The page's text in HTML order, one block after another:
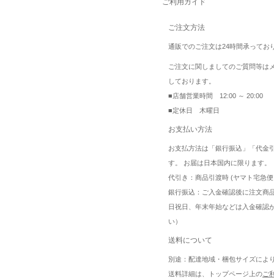
ご注文方法
通販でのご注文は24時間承ってお
ご注文に関しましてのご質問等は
しております。
■店舗営業時間 12:00 ～ 20:00
■定休日 木曜日
お支払い方法
お支払方法は「銀行振込」「代金
す。 お届は日本国内に限ります。
代引き：商品引渡時 (ヤマト宅急
銀行振込：ご入金確認後に注文
日祝日、年末年始などは入金確認
い）
送料について
別途：配達地域・梱包サイズによ
送料詳細は、トップページ上のご